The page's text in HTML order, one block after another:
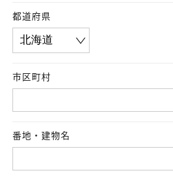
都道府県
市区町村
番地・建物名